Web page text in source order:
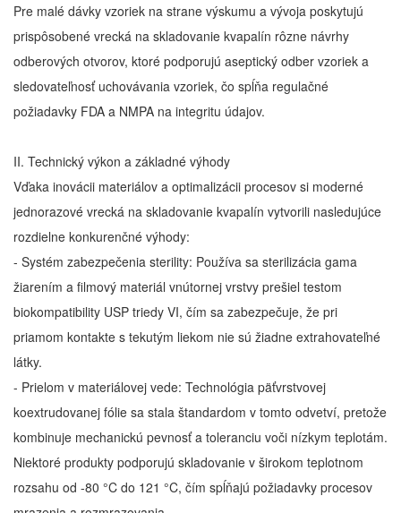
Pre malé dávky vzoriek na strane výskumu a vývoja poskytujú
prispôsobené vrecká na skladovanie kvapalín rôzne návrhy
odberových otvorov, ktoré podporujú aseptický odber vzoriek a
sledovateľnosť uchovávania vzoriek, čo spĺňa regulačné
požiadavky FDA a NMPA na integritu údajov.
II. Technický výkon a základné výhody
Vďaka inovácii materiálov a optimalizácii procesov si moderné
jednorazové vrecká na skladovanie kvapalín vytvorili nasledujúce
rozdielne konkurenčné výhody:
- Systém zabezpečenia sterility: Používa sa sterilizácia gama
žiarením a filmový materiál vnútornej vrstvy prešiel testom
biokompatibility USP triedy VI, čím sa zabezpečuje, že pri
priamom kontakte s tekutým liekom nie sú žiadne extrahovateľné
látky.
- Prielom v materiálovej vede: Technológia päťvrstvovej
koextrudovanej fólie sa stala štandardom v tomto odvetví, pretože
kombinuje mechanickú pevnosť a toleranciu voči nízkym teplotám.
Niektoré produkty podporujú skladovanie v širokom teplotnom
rozsahu od -80 °C do 121 °C, čím spĺňajú požiadavky procesov